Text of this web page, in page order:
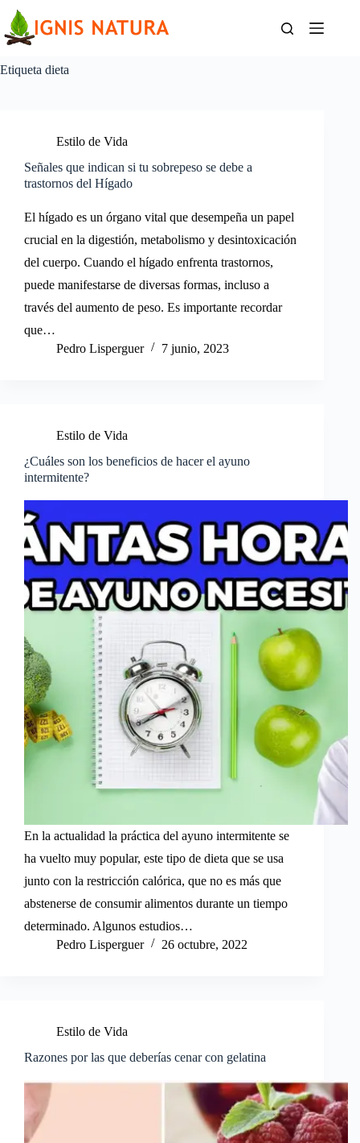
contenido
Etiqueta dieta
Estilo de Vida
Señales que indican si tu sobrepeso se debe a
trastornos del Hígado
El hígado es un órgano vital que desempeña un papel
crucial en la digestión, metabolismo y desintoxicación
del cuerpo. Cuando el hígado enfrenta trastornos,
puede manifestarse de diversas formas, incluso a
través del aumento de peso. Es importante recordar
que…
Pedro Lisperguer
7 junio, 2023
Estilo de Vida
¿Cuáles son los beneficios de hacer el ayuno
intermitente?
En la actualidad la práctica del ayuno intermitente se
ha vuelto muy popular, este tipo de dieta que se usa
junto con la restricción calórica, que no es más que
abstenerse de consumir alimentos durante un tiempo
determinado. Algunos estudios…
Pedro Lisperguer
26 octubre, 2022
Estilo de Vida
Razones por las que deberías cenar con gelatina